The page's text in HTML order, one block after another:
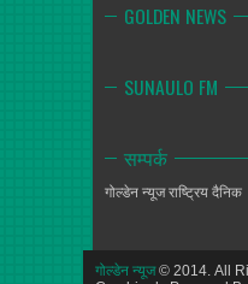
GOLDEN NEWS
SUNAULO FM
सम्पर्क
गोल्डेन न्यूजराष्ट्रिय दैनिक
गोल्डेन न्यूज© 2014. All